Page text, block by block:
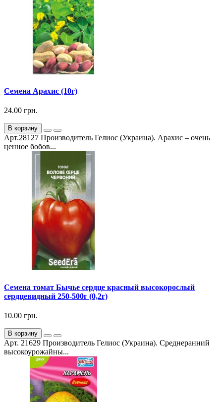
Семена Арахис (10г)
24.00 грн.
В корзину
Арт.28127 Производитель Гелиос (Украина). Арахис – очень
ценное бобов...
Семена томат Бычье сердце красный высокорослый
сердцевидный 250-500г (0,2г)
10.00 грн.
В корзину
Арт. 21629 Производитель Гелиос (Украина). Среднеранний
высокоурожайны...